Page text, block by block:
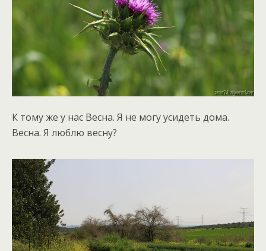
К тому же у нас Весна. Я не могу усидеть дома.
Весна. Я люблю весну?